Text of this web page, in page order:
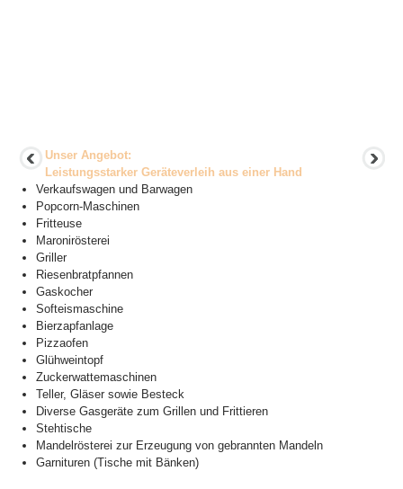
Unser Angebot:
Leistungsstarker Geräteverleih aus einer Hand
Verkaufswagen und Barwagen
Popcorn-Maschinen
Fritteuse
Maronirösterei
Griller
Riesenbratpfannen
Gaskocher
Softeismaschine
Bierzapfanlage
Pizzaofen
Glühweintopf
Zuckerwattemaschinen
Teller, Gläser sowie Besteck
Diverse Gasgeräte zum Grillen und Frittieren
Stehtische
Mandelrösterei zur Erzeugung von gebrannten Mandeln
Garnituren (Tische mit Bänken)